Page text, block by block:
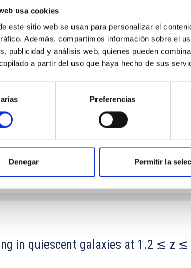
usa cookies
este sitio web se usan para personalizar el
Además, compartimos información sobre el
publicidad y análisis web, quienes pueden
a partir del uso que haya hecho de sus
Preferencias
Denegar Permitir la
Dense Cores in the Transition
formation, we expect to see alignments
however, that the orientation of cores and
NÚMERO DE CITAS 0
in quiescent galaxies at 1.2 ≲ z ≲